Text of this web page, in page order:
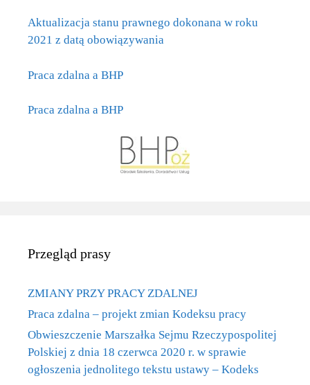
Aktualizacja stanu prawnego dokonana w roku
2021 z datą obowiązywania
Praca zdalna a BHP
Praca zdalna a BHP
Przegląd prasy
ZMIANY PRZY PRACY ZDALNEJ
Praca zdalna – projekt zmian Kodeksu pracy
Obwieszczenie Marszałka Sejmu Rzeczypospolitej
Polskiej z dnia 18 czerwca 2020 r. w sprawie
ogłoszenia jednolitego tekstu ustawy – Kodeks